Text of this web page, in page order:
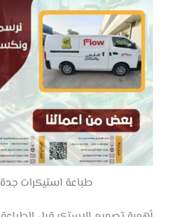
طباعة استيكرات جدة